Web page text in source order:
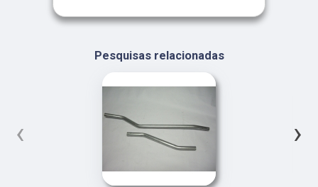
Pesquisas relacionadas
‹ ›